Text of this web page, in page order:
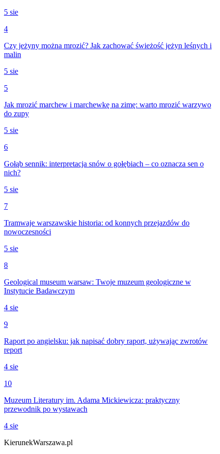
5 sie
4
Czy jeżyny można mrozić? Jak zachować świeżość jeżyn leśnych i
malin
5 sie
5
Jak mrozić marchew i marchewkę na zimę: warto mrozić warzywo
do zupy
5 sie
6
Gołąb sennik: interpretacja snów o gołębiach – co oznacza sen o
nich?
5 sie
7
Tramwaje warszawskie historia: od konnych przejazdów do
nowoczesności
5 sie
8
Geological museum warsaw: Twoje muzeum geologiczne w
Instytucie Badawczym
4 sie
9
Raport po angielsku: jak napisać dobry raport, używając zwrotów
report
4 sie
10
Muzeum Literatury im. Adama Mickiewicza: praktyczny
przewodnik po wystawach
4 sie
KierunekWarszawa.pl